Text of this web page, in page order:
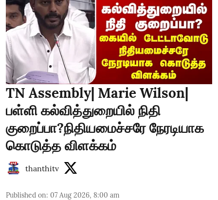
TN Assembly| Marie Wilson|
பள்ளி கல்வித்துறையில் நிதி
குறைப்பா?நிதியமைச்சரே நேரடியாக
கொடுத்த விளக்கம்
thanthitv
Published on: 07 Aug 2026, 8:00 am